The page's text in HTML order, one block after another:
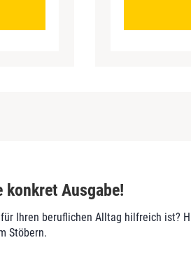
Ausgabe!
Ihren beruflichen Alltag hilfreich ist?
Stöbern.